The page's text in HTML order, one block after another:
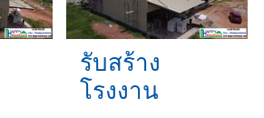
รับสร้าง
โรงงาน